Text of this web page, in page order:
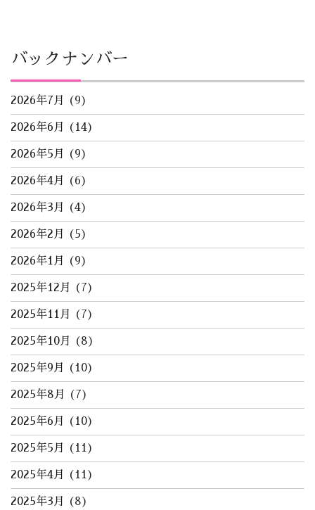
バックナンバー
2026年7月 (9)
2026年6月 (14)
2026年5月 (9)
2026年4月 (6)
2026年3月 (4)
2026年2月 (5)
2026年1月 (9)
2025年12月 (7)
2025年11月 (7)
2025年10月 (8)
2025年9月 (10)
2025年8月 (7)
2025年6月 (10)
2025年5月 (11)
2025年4月 (11)
2025年3月 (8)